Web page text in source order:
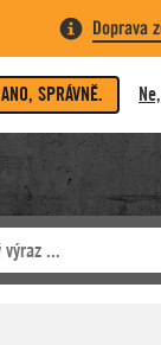
Doprava
ANO, SPRÁVNĚ.